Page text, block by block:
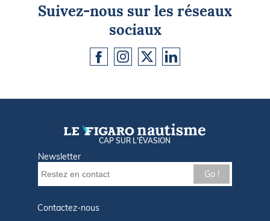
Suivez-nous sur les réseaux
sociaux
CAP SUR L'ÉVASION
Newsletter
Go !
Contactez-nous